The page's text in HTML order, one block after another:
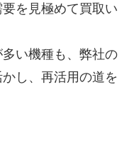
を見極めて買取い
い機種も、弊社の
かし、再活用の道を